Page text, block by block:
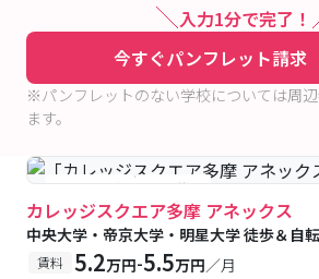
入力1分で完了！
今すぐパンフレット請求
※パンフレットのない学校については周
ます。
#予約受付中 #空室待ち
カレッジスクエア多摩 アネックス
中央大学・帝京大学・明星大学 徒歩＆自
賃料 5.2万円-5.5万円／月